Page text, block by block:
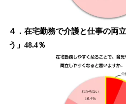
４．在宅勤務で介護と仕事の両
う」48.4％